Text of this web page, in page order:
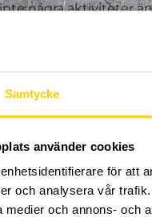
Samtycke
använder cookies
för att
och analysera vår
medier och annons- och
några aktiviteter